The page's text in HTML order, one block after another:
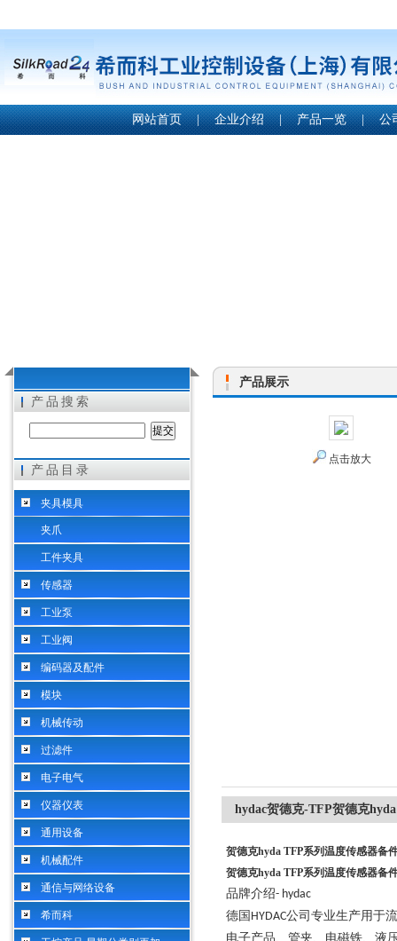
希而科工业控制设备（上海）有限公司
网站首页 | 企业介绍 | 产品一览 | 公
产品搜索
产品目录
夹具模具
夹爪
工件夹具
传感器
工业泵
工业阀
编码器及配件
模块
机械传动
过滤件
电子电气
仪器仪表
通用设备
机械配件
通信与网络设备
希而科
产品展示
点击放大
hydac贺德克-TFP贺德克
贺德克hyda TFP系列温度传感器备
贺德克hyda TFP系列温度传感器备
品牌介绍- hydac
德国 HYDAC公司专业生产用于
电子产品、管夹、电磁铁、液